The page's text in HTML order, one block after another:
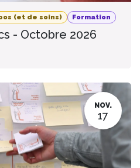
(et de soins) Formation
- Octobre 2026
NOV.
17